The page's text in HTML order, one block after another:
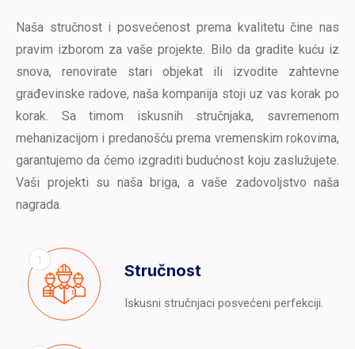
Naša stručnost i posvećenost prema kvalitetu čine nas
pravim izborom za vaše projekte. Bilo da gradite kuću iz
snova, renovirate stari objekat ili izvodite zahtevne
građevinske radove, naša kompanija stoji uz vas korak po
korak. Sa timom iskusnih stručnjaka, savremenom
mehanizacijom i predanošću prema vremenskim rokovima,
garantujemo da ćemo izgraditi budućnost koju zaslužujete.
Vaši projekti su naša briga, a vaše zadovoljstvo naša
nagrada.
1
Stručnost
Iskusni stručnjaci posvećeni perfekciji.